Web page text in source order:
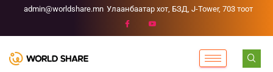
admin@worldshare.mn Улаанбаатар хот, БЗД, J-Tower, 703 тоот